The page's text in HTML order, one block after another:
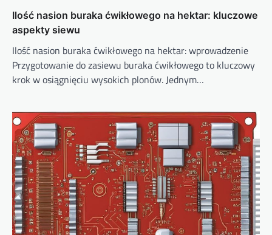
Ilość nasion buraka ćwikłowego na hektar: kluczowe
aspekty siewu
Ilość nasion buraka ćwikłowego na hektar: wprowadzenie
Przygotowanie do zasiewu buraka ćwikłowego to kluczowy
krok w osiągnięciu wysokich plonów. Jednym…